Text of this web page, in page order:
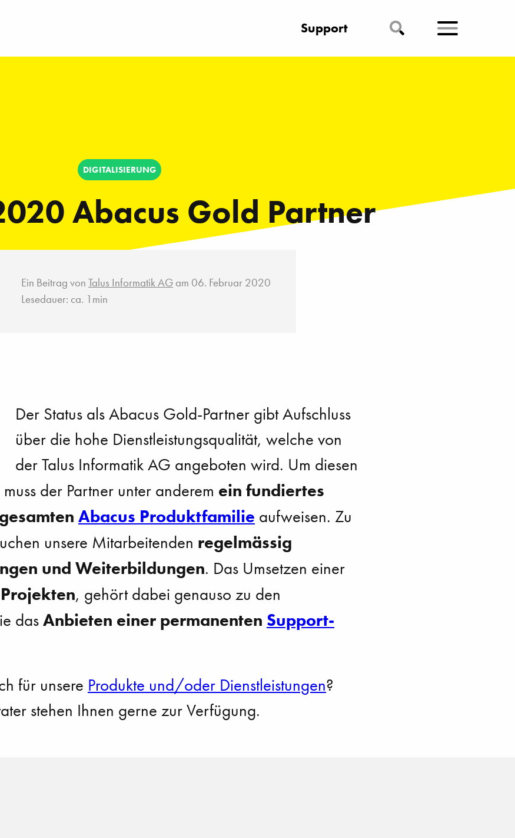
Support
DIGITALISIERUNG
Abacus Gold Partner
Ein Beitrag von Talus Informatik AG am 06. Februar 2020
Lesedauer: ca. 1min
Der Status als Abacus Gold-Partner gibt Aufschluss
über die hohe Dienstleistungsqualität, welche von
der Talus Informatik AG angeboten wird. Um diesen
der Partner unter anderem ein fundiertes
Abacus Produktfamilie aufweisen. Zu
unsere Mitarbeitenden regelmässig
und Weiterbildungen. Das Umsetzen einer
, gehört dabei genauso zu den
das Anbieten einer permanenten Support-
für unsere Produkte und/oder Dienstleistungen?
stehen Ihnen gerne zur Verfügung.